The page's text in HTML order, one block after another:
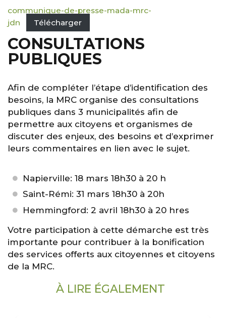
communique-de-presse-mada-mrc-
jdn
Télécharger
CONSULTATIONS
PUBLIQUES
Afin de compléter l’étape d’identification des
besoins, la MRC organise des consultations
publiques dans 3 municipalités afin de
permettre aux citoyens et organismes de
discuter des enjeux, des besoins et d’exprimer
leurs commentaires en lien avec le sujet.
Napierville: 18 mars 18h30 à 20 h
Saint-Rémi: 31 mars 18h30 à 20h
Hemmingford: 2 avril 18h30 à 20 hres
Votre participation à cette démarche est très
importante pour contribuer à la bonification
des services offerts aux citoyennes et citoyens
de la MRC.
À LIRE ÉGALEMENT